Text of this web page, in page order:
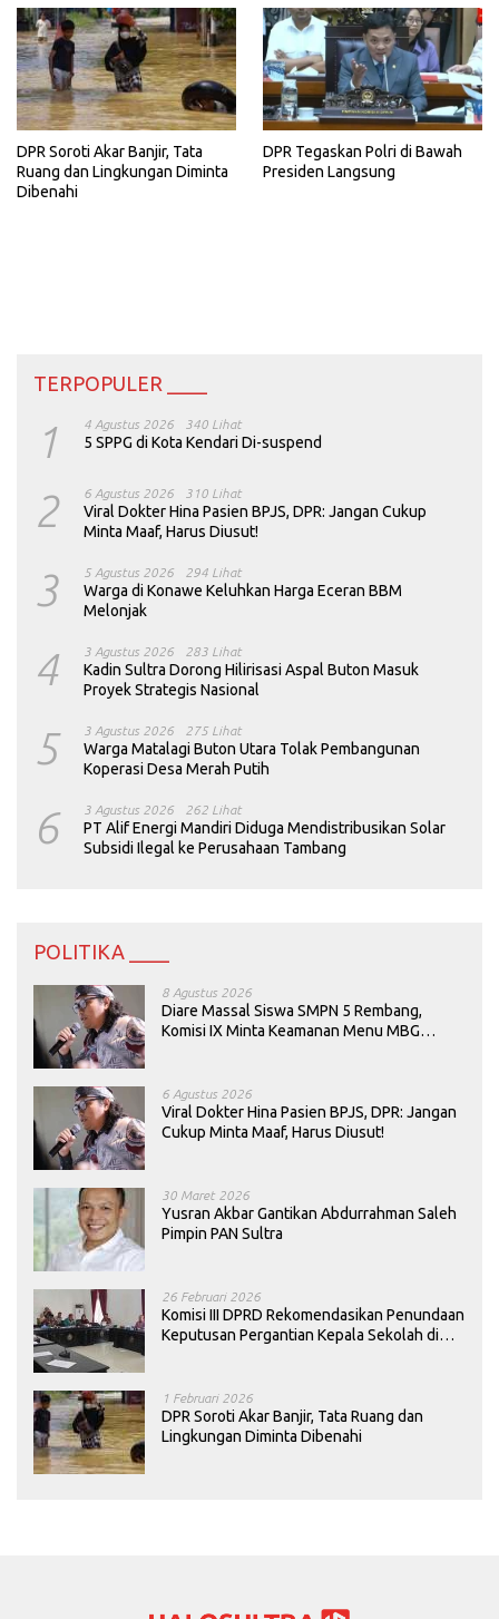
DPR Soroti Akar Banjir, Tata
Ruang dan Lingkungan Diminta
Dibenahi
DPR Tegaskan Polri di Bawah
Presiden Langsung
TERPOPULER ____
1 4 Agustus 2026 340 Lihat
5 SPPG di Kota Kendari Di-suspend
2 6 Agustus 2026 310 Lihat
Viral Dokter Hina Pasien BPJS, DPR: Jangan Cukup
Minta Maaf, Harus Diusut!
3 5 Agustus 2026 294 Lihat
Warga di Konawe Keluhkan Harga Eceran BBM
Melonjak
4 3 Agustus 2026 283 Lihat
Kadin Sultra Dorong Hilirisasi Aspal Buton Masuk
Proyek Strategis Nasional
5 3 Agustus 2026 275 Lihat
Warga Matalagi Buton Utara Tolak Pembangunan
Koperasi Desa Merah Putih
6 3 Agustus 2026 262 Lihat
PT Alif Energi Mandiri Diduga Mendistribusikan Solar
Subsidi Ilegal ke Perusahaan Tambang
POLITIKA ____
8 Agustus 2026
Diare Massal Siswa SMPN 5 Rembang,
Komisi IX Minta Keamanan Menu MBG
6 Agustus 2026
Viral Dokter Hina Pasien BPJS, DPR: Jangan
Cukup Minta Maaf, Harus Diusut!
30 Maret 2026
Yusran Akbar Gantikan Abdurrahman Saleh
Pimpin PAN Sultra
26 Februari 2026
Komisi III DPRD Rekomendasikan Penundaan
Keputusan Pergantian Kepala Sekolah di
1 Februari 2026
DPR Soroti Akar Banjir, Tata Ruang dan
Lingkungan Diminta Dibenahi